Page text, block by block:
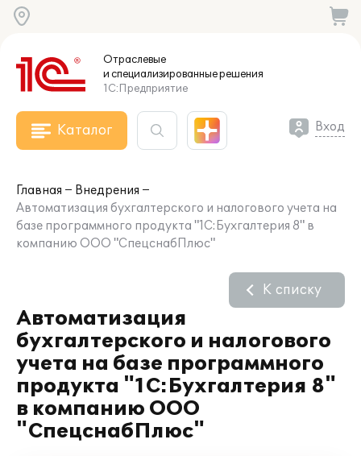
Отраслевые
и специализированныерешения
1С:Предприятие
Каталог Вход
Главная
Внедрения
Автоматизация бухгалтерского и налогового учета на
базе программного продукта "1С:Бухгалтерия 8" в
компанию ООО "СпецснабПлюс"
Автоматизация
бухгалтерского и налогового
учета на базе программного
продукта "1С:Бухгалтерия 8"
в компанию ООО
"СпецснабПлюс"
К списку